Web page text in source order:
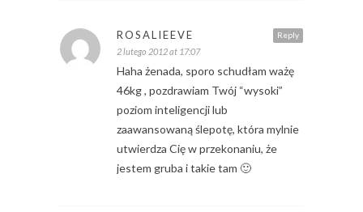
Reply
ROSALIEEVE
2 lutego 2012 at 17:07
Haha żenada, sporo schudłam ważę
46kg , pozdrawiam Twój “wysoki”
poziom inteligencji lub
zaawansowaną ślepotę, która mylnie
utwierdza Cię w przekonaniu, że
jestem gruba i takie tam 🙂